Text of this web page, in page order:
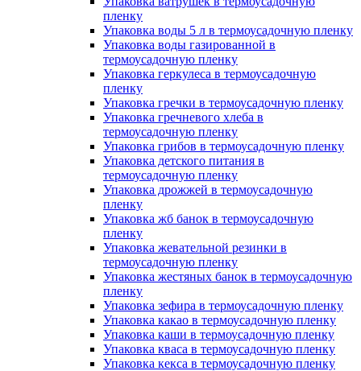
пленку
Упаковка воды 5 л в термоусадочную пленку
Упаковка воды газированной в
термоусадочную пленку
Упаковка геркулеса в термоусадочную
пленку
Упаковка гречки в термоусадочную пленку
Упаковка гречневого хлеба в
термоусадочную пленку
Упаковка грибов в термоусадочную пленку
Упаковка детского питания в
термоусадочную пленку
Упаковка дрожжей в термоусадочную
пленку
Упаковка жб банок в термоусадочную
пленку
Упаковка жевательной резинки в
термоусадочную пленку
Упаковка жестяных банок в термоусадочную
пленку
Упаковка зефира в термоусадочную пленку
Упаковка какао в термоусадочную пленку
Упаковка каши в термоусадочную пленку
Упаковка кваса в термоусадочную пленку
Упаковка кекса в термоусадочную пленку